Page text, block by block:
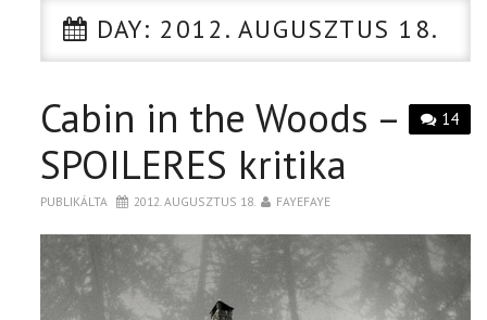
CIKK
PÓLÓ RENDELÉS
DAY: 2012. AUGUSZTUS 18.
14
Cabin in the Woods –
SPOILERES kritika
PUBLIKÁLTA 2012. AUGUSZTUS 18. FAYEFAYE